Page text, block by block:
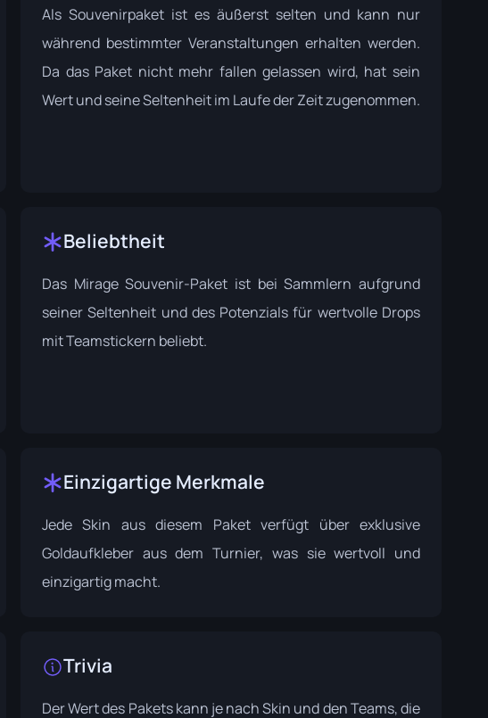
Als Souvenirpaket ist es äußerst selten und kann nur
während bestimmter Veranstaltungen erhalten werden.
Da das Paket nicht mehr fallen gelassen wird, hat sein
Wert und seine Seltenheit im Laufe der Zeit zugenommen.
Beliebtheit
Das Mirage Souvenir-Paket ist bei Sammlern aufgrund
seiner Seltenheit und des Potenzials für wertvolle Drops
mit Teamstickern beliebt.
Einzigartige Merkmale
Jede Skin aus diesem Paket verfügt über exklusive
Goldaufkleber aus dem Turnier, was sie wertvoll und
einzigartig macht.
Trivia
Der Wert des Pakets kann je nach Skin und den Teams, die